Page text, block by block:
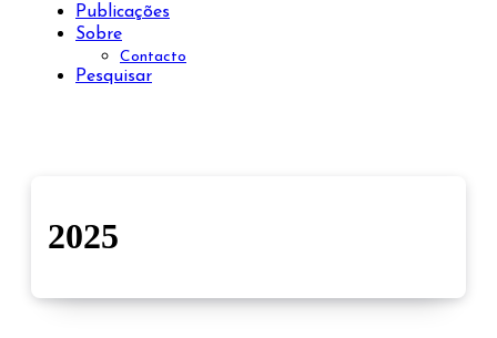
Publicações
Sobre
Contacto
Pesquisar
2025